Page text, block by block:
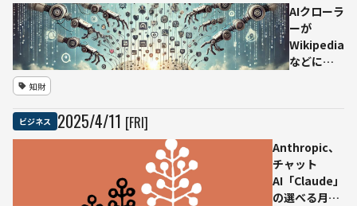
リ」機能
を拡充し
パーソナ
ライズ精
AIクローラ
ーが
Wikipedia
などに与
に警鐘
知財
ビジネス 2025/4/11 [FRI]
Anthropic、
チャット
AI「Claude」
の選べる月額